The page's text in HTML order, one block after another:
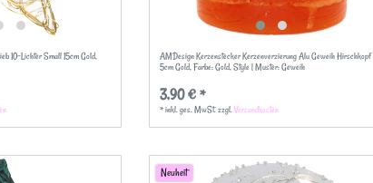
10-Lichter Small 15cm Gold,
AMDesign Kerzenstecker Kerzenverzierung Alu Geweih Hirschkopf
5cm Gold, Farbe: Gold, Style | Muster: Geweih
3,90 € *
*inkl. ges. MwSt.zzgl.Versandkosten
Neuheit